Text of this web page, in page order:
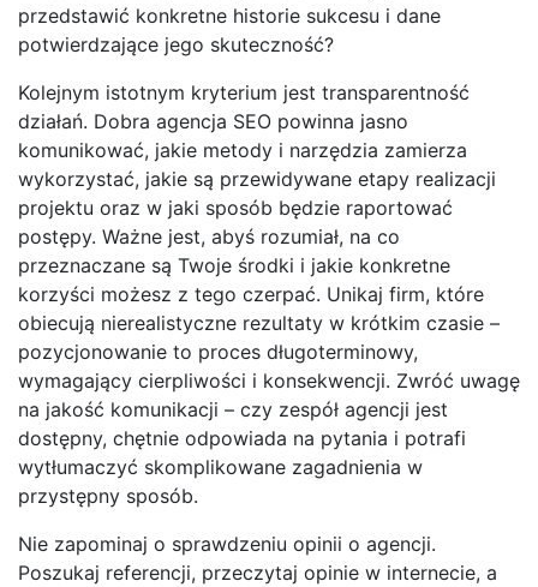
przedstawić konkretne historie sukcesu i dane
potwierdzające jego skuteczność?
Kolejnym istotnym kryterium jest transparentność
działań. Dobra agencja SEO powinna jasno
komunikować, jakie metody i narzędzia zamierza
wykorzystać, jakie są przewidywane etapy realizacji
projektu oraz w jaki sposób będzie raportować
postępy. Ważne jest, abyś rozumiał, na co
przeznaczane są Twoje środki i jakie konkretne
korzyści możesz z tego czerpać. Unikaj firm, które
obiecują nierealistyczne rezultaty w krótkim czasie –
pozycjonowanie to proces długoterminowy,
wymagający cierpliwości i konsekwencji. Zwróć uwagę
na jakość komunikacji – czy zespół agencji jest
dostępny, chętnie odpowiada na pytania i potrafi
wytłumaczyć skomplikowane zagadnienia w
przystępny sposób.
Nie zapominaj o sprawdzeniu opinii o agencji.
Poszukaj referencji, przeczytaj opinie w internecie, a